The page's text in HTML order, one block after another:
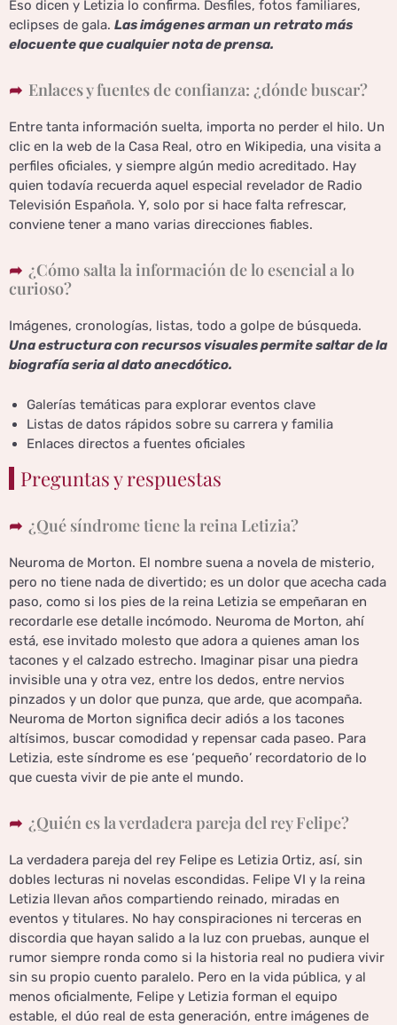
Eso dicen y Letizia lo confirma. Desfiles, fotos familiares,
eclipses de gala. Las imágenes arman un retrato más
elocuente que cualquier nota de prensa.
Enlaces y fuentes de confianza: ¿dónde buscar?
Entre tanta información suelta, importa no perder el hilo. Un
clic en la web de la Casa Real, otro en Wikipedia, una visita a
perfiles oficiales, y siempre algún medio acreditado. Hay
quien todavía recuerda aquel especial revelador de Radio
Televisión Española. Y, solo por si hace falta refrescar,
conviene tener a mano varias direcciones fiables.
¿Cómo salta la información de lo esencial a lo
curioso?
Imágenes, cronologías, listas, todo a golpe de búsqueda.
Una estructura con recursos visuales permite saltar de la
biografía seria al dato anecdótico.
Galerías temáticas para explorar eventos clave
Listas de datos rápidos sobre su carrera y familia
Enlaces directos a fuentes oficiales
Preguntas y respuestas
¿Qué síndrome tiene la reina Letizia?
Neuroma de Morton. El nombre suena a novela de misterio,
pero no tiene nada de divertido; es un dolor que acecha cada
paso, como si los pies de la reina Letizia se empeñaran en
recordarle ese detalle incómodo. Neuroma de Morton, ahí
está, ese invitado molesto que adora a quienes aman los
tacones y el calzado estrecho. Imaginar pisar una piedra
invisible una y otra vez, entre los dedos, entre nervios
pinzados y un dolor que punza, que arde, que acompaña.
Neuroma de Morton significa decir adiós a los tacones
altísimos, buscar comodidad y repensar cada paseo. Para
Letizia, este síndrome es ese ‘pequeño’ recordatorio de lo
que cuesta vivir de pie ante el mundo.
¿Quién es la verdadera pareja del rey Felipe?
La verdadera pareja del rey Felipe es Letizia Ortiz, así, sin
dobles lecturas ni novelas escondidas. Felipe VI y la reina
Letizia llevan años compartiendo reinado, miradas en
eventos y titulares. No hay conspiraciones ni terceras en
discordia que hayan salido a la luz con pruebas, aunque el
rumor siempre ronda como si la historia real no pudiera vivir
sin su propio cuento paralelo. Pero en la vida pública, y al
menos oficialmente, Felipe y Letizia forman el equipo
estable, el dúo real de esta generación, entre imágenes de